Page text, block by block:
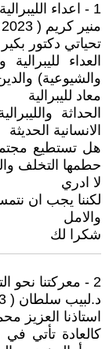
1 - اعداء الليبرالية (الحرية)ه
منير كريم ( 2023 / 7 / 6 - 23:03 )
تحياتي دكتور بكير
العداء
والشيوعية)
معاد لليبرالية
الحداثة
الانسانية الحديثة
هل تستطيع
حطمها التخلف
لا ادري
لكننا يجب ان
والامل
شكرا لك
2 - معركتنا نحو التحرر ربما تبدأ من الاقتصاد
د.لبيب سلطان ( 2023 / 7 / 6 - 23:59 )
استاذنا العزيز
كالعادة تأتي